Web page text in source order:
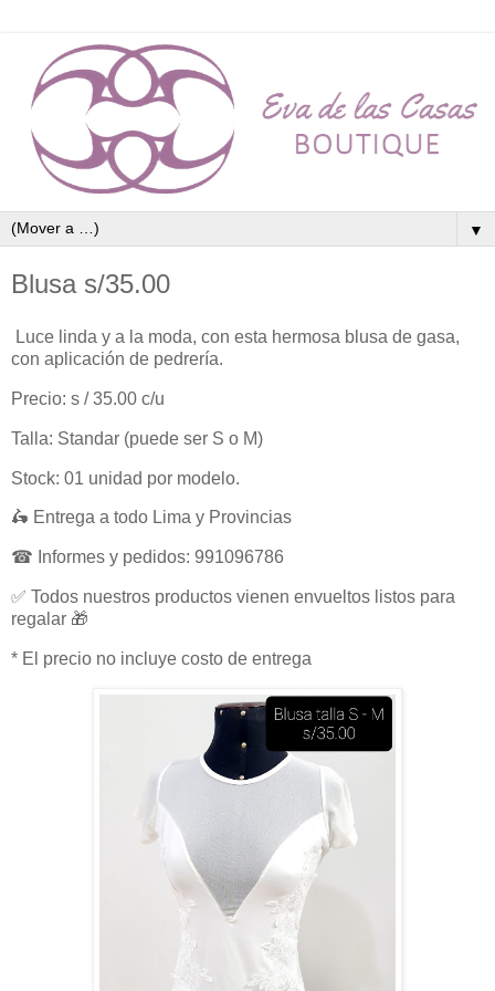
▼
Blusa s/35.00
Luce linda y a la moda, con esta hermosa blusa de gasa,
con aplicación de pedrería.
Precio: s / 35.00 c/u
Talla: Standar (puede ser S o M)
Stock: 01 unidad por modelo.
🛵 Entrega a todo Lima y Provincias
☎ Informes y pedidos: 991096786
✅ Todos nuestros productos vienen envueltos listos para
regalar 🎁
* El precio no incluye costo de entrega